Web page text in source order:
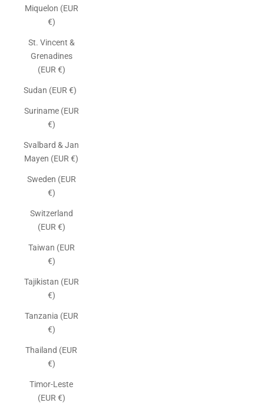
Miquelon (EUR
€)
St. Vincent &
Grenadines
(EUR €)
Sudan (EUR €)
Suriname (EUR
€)
Svalbard & Jan
Mayen (EUR €)
Sweden (EUR
€)
Switzerland
(EUR €)
Taiwan (EUR
€)
Tajikistan (EUR
€)
Tanzania (EUR
€)
Thailand (EUR
€)
Timor-Leste
(EUR €)